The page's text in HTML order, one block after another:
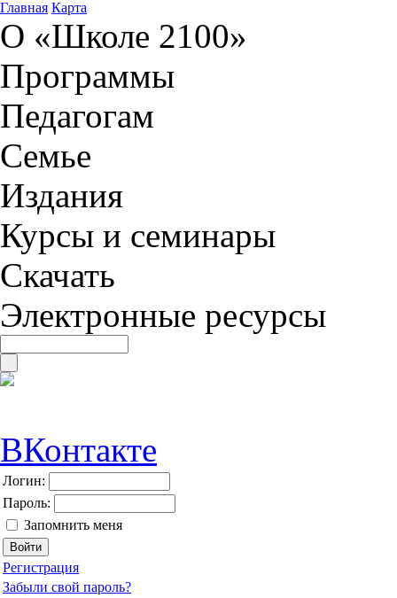
Главная Карта
О «Школе 2100»
Программы
Педагогам
Семье
Издания
Курсы и семинары
Скачать
Электронные ресурсы
ВКонтакте
Логин:
Пароль:
Запомнить меня
Регистрация
Забыли свой пароль?